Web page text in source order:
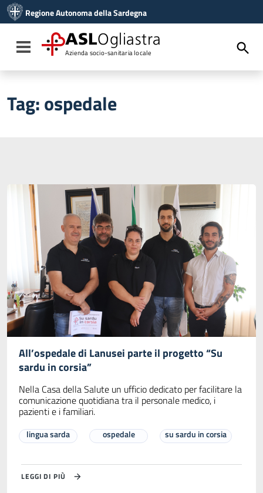
Vai al menu di navigazione
Vai al footer
Regione Autonoma della Sardegna
Toggle navigation
ASLOgliastra
Azienda socio-sanitaria locale
Tag:ospedale
All’ospedale di Lanusei parte il progetto “Su
sardu in corsia”
Nella Casa della Salute un ufficio dedicato per facilitare la
comunicazione quotidiana tra il personale medico, i
pazienti e i familiari.
lingua sarda ospedale su sardu in corsia
LEGGI DI PIÙ